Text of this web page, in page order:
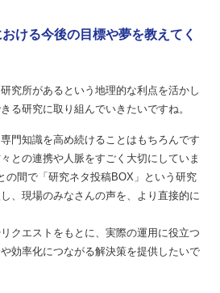
ける今後の目標や夢を教えてく
究所があるという地理的な利点を活かし
る研究に取り組んでいきたいですね。
門知識を高め続けることはもちろんです
との連携や人脈をすごく大切にしていま
の間で「研究ネタ投稿BOX」という研究
、現場のみなさんの声を、より直接的に
クエストをもとに、実際の運用に役立つ
効率化につながる解決策を提供したいで